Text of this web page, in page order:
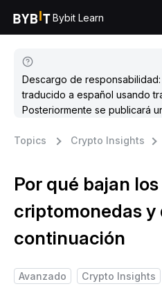
Bybit Learn
Descargo de
traducido a español usando
Posteriormente se publicará
Topics Crypto Insights
Por qué bajan
criptomonedas y
continuación
Avanzado
Crypto Insights